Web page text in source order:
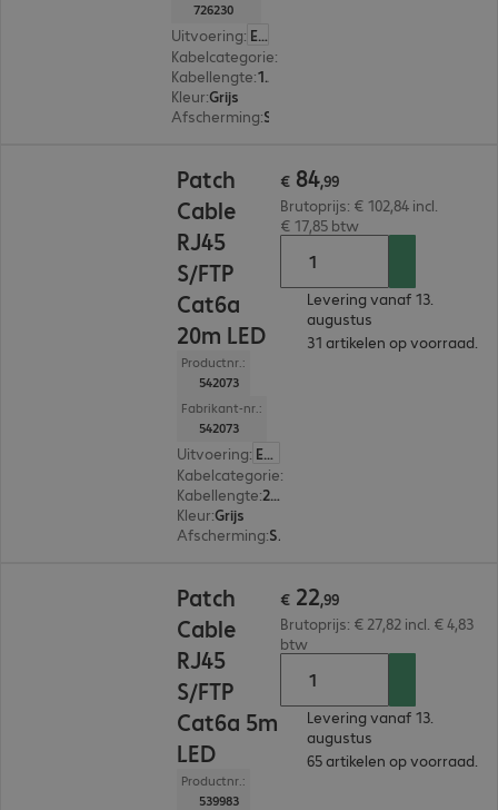
726230
Uitvoering: Europa
Kabelcategorie:
Kabellengte: 15 m
Kleur:Grijs
Afscherming:
Patch
Cable
RJ45
S/FTP
Cat6a
20m LED
Productnr.:
542073
Fabrikant-nr.:
542073
Uitvoering: Europa
Kabelcategorie:
Kabellengte: 20 m
Kleur:Grijs
Afscherming: S/FTP (PIMF)
€ 84,99
Brutoprijs: € 102,84 incl.
€ 17,85 btw
Levering vanaf 13.
augustus
31 artikelen op voorraad.
Patch
Cable
RJ45
S/FTP
Cat6a 5m
LED
Productnr.:
539983
€ 22,99
Brutoprijs: € 27,82 incl. € 4,83
btw
Levering vanaf 13.
augustus
65 artikelen op voorraad.